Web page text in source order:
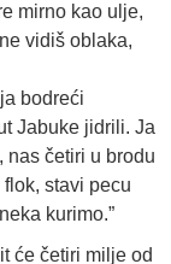
mirno kao ulje,
vidiš oblaka,
bodreći
Jabuke jidrili. Ja
nas četiri u brodu
stavi pecu
kurimo.”
će četiri milje od